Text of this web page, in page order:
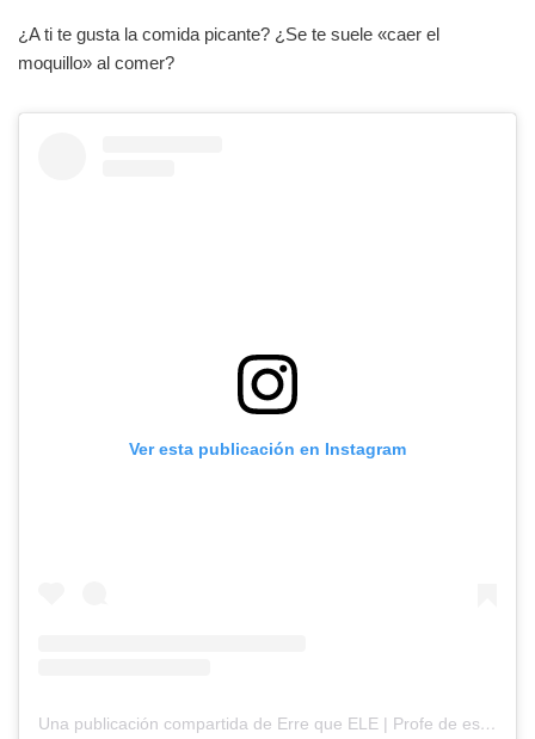
¿A ti te gusta la comida picante? ¿Se te suele «caer el
moquillo» al comer?
Ver esta publicación en Instagram
Una publicación compartida de Erre que ELE | Profe de español ???????? (@errequeele)